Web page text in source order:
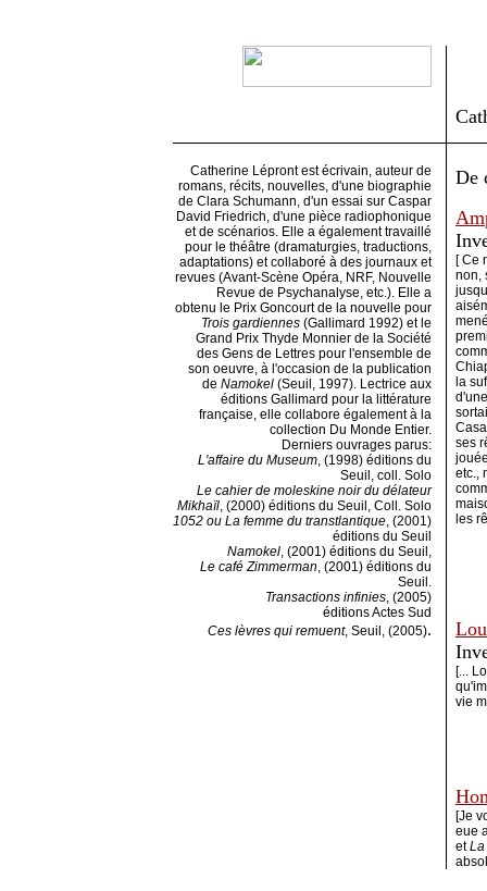
Catherine Lépront est écrivain, auteur de
romans, récits, nouvelles, d'une biographie
de Clara Schumann, d'un essai sur Caspar
David Friedrich, d'une pièce radiophonique
et de scénarios. Elle a également travaillé
pour le théâtre (dramaturgies, traductions,
adaptations) et collaboré à des journaux et
revues (Avant-Scène Opéra, NRF, Nouvelle
Revue de Psychanalyse, etc.). Elle a
obtenu le Prix Goncourt de la nouvelle pour
Trois gardiennes (Gallimard 1992) et le
Grand Prix Thyde Monnier de la Société
des Gens de Lettres pour l'ensemble de
son oeuvre, à l'occasion de la publication
de Namokel (Seuil, 1997). Lectrice aux
éditions Gallimard pour la littérature
française, elle collabore également à la
collection Du Monde Entier.
Derniers ouvrages parus:
L'affaire du Museum, (1998) éditions du
Seuil, coll. Solo
Le cahier de moleskine noir du délateur
Mikhaïl, (2000) éditions du Seuil, Coll. Solo
1052 ou La femme du transtlantique, (2001)
éditions du Seuil
Namokel, (2001) éditions du Seuil,
Le café Zimmerman, (2001) éditions du
Seuil.
Transactions infinies, (2005)
éditions Actes Sud
Ces lèvres qui remuent, Seuil, (2005).
De
[ Ce
non,
la
ses
etc.,
les
Lou
[...
vie
[Je
eue
etLa